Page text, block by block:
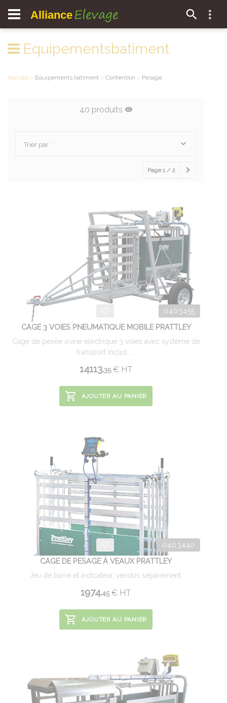
Alliance Elevage
Equipementsbatiment
Accueil > Equipements batiment > Contention > Pesage
40 produits
Trier par :
Page 1 / 2
0403455
CAGE 3 VOIES PNEUMATIQUE MOBILE PRATTLEY
Cage de pesée ovine électrique 3 voies avec système de
transport inclus. ...
14113.35 €HT
AJOUTER AU PANIER
0403440
CAGE DE PESAGE À VEAUX PRATTLEY
Jeu de barre et indicateur, vendus séparément.
1974.45 € HT
AJOUTER AU PANIER